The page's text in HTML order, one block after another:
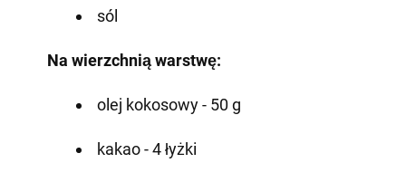
sól
Na wierzchnią warstwę:
olej kokosowy - 50 g
kakao - 4 łyżki